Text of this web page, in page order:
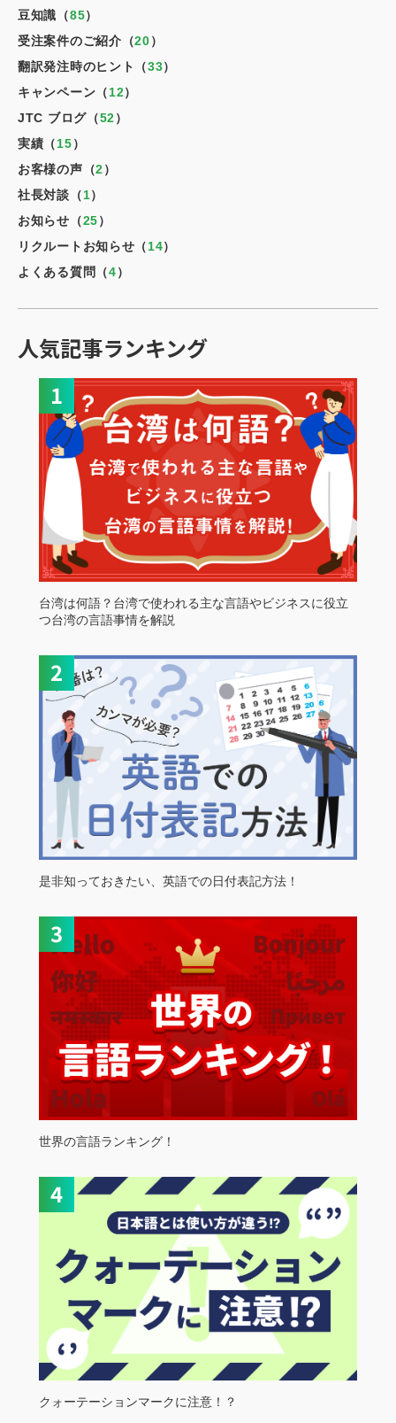
豆知識（85）
受注案件のご紹介（20）
翻訳発注時のヒント（33）
キャンペーン（12）
JTC ブログ（52）
実績（15）
お客様の声（2）
社長対談（1）
お知らせ（25）
リクルートお知らせ（14）
よくある質問（4）
人気記事ランキング
台湾は何語？台湾で使われる主な言語やビジネスに役立
つ台湾の言語事情を解説
是非知っておきたい、英語での日付表記方法！
世界の言語ランキング！
クォーテーションマークに注意！？